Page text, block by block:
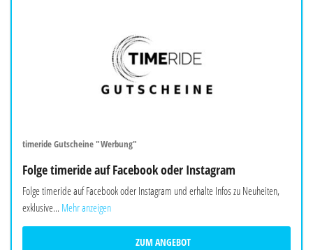
timeride Gutscheine "Werbung"
Folge timeride auf Facebook oder Instagram
Folge timeride auf Facebook oder Instagram und erhalte Infos zu Neuheiten,
exklusive... Mehr anzeigen
ZUM ANGEBOT